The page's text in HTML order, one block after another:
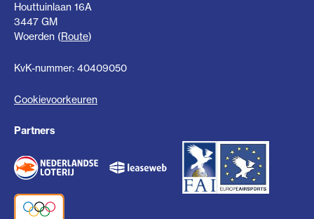
Houttuinlaan 16A
3447 GM
Woerden (Route)
KvK-nummer: 40409050
Cookievoorkeuren
Partners